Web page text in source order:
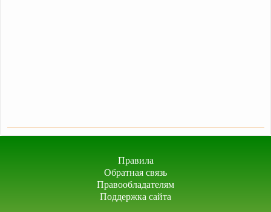
Правила
Обратная связь
Правообладателям
Поддержка сайта